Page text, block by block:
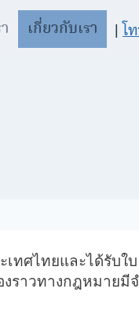
เกี่ยวกับเรา |โ
ทศไทยและได้รับใบ
ราวทางกฎหมายมี